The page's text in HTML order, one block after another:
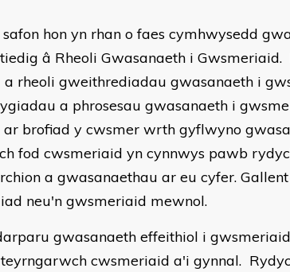
hon yn rhan o faes cymhwysedd
â Rheoli Gwasanaeth i
a rheoli gweithrediadau gwasanaeth i
a phrosesau gwasanaeth i
brofiad y cwsmer wrth gyflwyno
fod cwsmeriaid yn cynnwys pawb
a gwasanaethau ar eu cyfer.
neu'n gwsmeriaid mewnol.
gwasanaeth effeithiol i
cwsmeriaid a'i gynnal.